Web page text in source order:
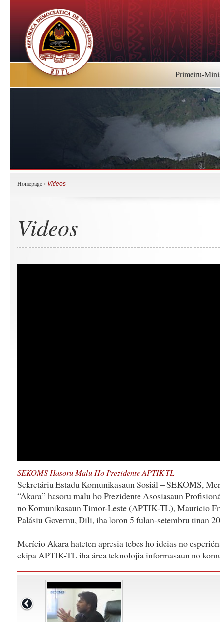
Primeiru-
Homepage › Videos
Videos
SEKOMS Hasoru Malu Ho Prezidente APTIK-TL
Sekretáriu Estadu Komunikasaun Sosiál – SEKOMS,
“Akara” hasoru malu ho Prezidente Asosiasaun
no Komunikasaun Timor-Leste (APTIK-TL), Mauricio
Palásiu Governu, Dili, iha loron 5 fulan-setembru tinan
Merício Akara hateten apresia tebes ho ideias no
ekipa APTIK-TL iha área teknolojia informasaun no